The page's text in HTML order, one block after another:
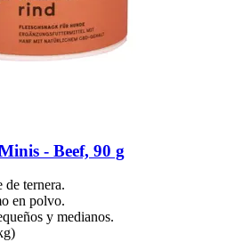
-​ Beef, 90 g
de ternera.
en polvo.
y medianos.